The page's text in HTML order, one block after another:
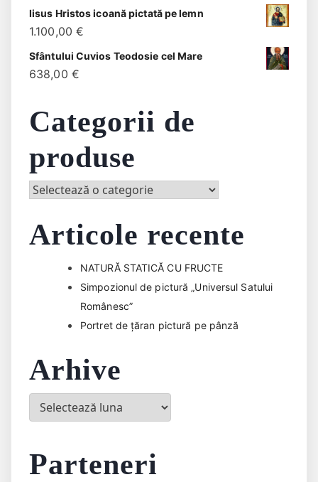
Iisus Hristos icoană pictată pe lemn
1.100,00 €
Sfântului Cuvios Teodosie cel Mare
638,00 €
Categorii de
produse
Articole recente
NATURĂ STATICĂ CU FRUCTE
Simpozionul de pictură „Universul Satului
Românesc”
Portret de țăran pictură pe pânză
Arhive
Arhive
Parteneri